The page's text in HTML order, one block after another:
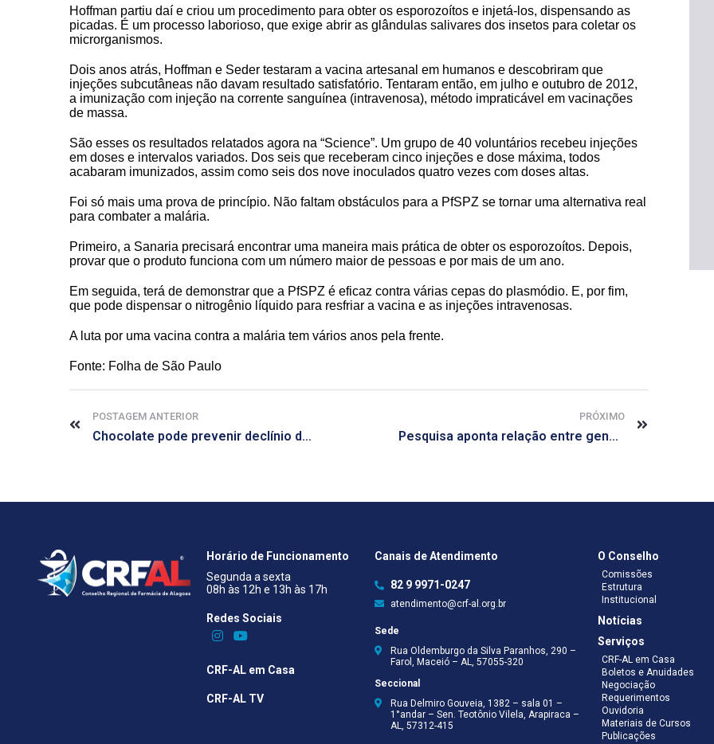
Hoffman partiu daí e criou um procedimento para obter os esporozoítos e injetá-los, dispensando as
picadas. É um processo laborioso, que exige abrir as glândulas salivares dos insetos para coletar os
microrganismos.
Dois anos atrás, Hoffman e Seder testaram a vacina artesanal em humanos e descobriram que
injeções subcutâneas não davam resultado satisfatório. Tentaram então, em julho e outubro de 2012,
a imunização com injeção na corrente sanguínea (intravenosa), método impraticável em vacinações
de massa.
São esses os resultados relatados agora na “Science”. Um grupo de 40 voluntários recebeu injeções
em doses e intervalos variados. Dos seis que receberam cinco injeções e dose máxima, todos
acabaram imunizados, assim como seis dos nove inoculados quatro vezes com doses altas.
Foi só mais uma prova de princípio. Não faltam obstáculos para a PfSPZ se tornar uma alternativa real
para combater a malária.
Primeiro, a Sanaria precisará encontrar uma maneira mais prática de obter os esporozoítos. Depois,
provar que o produto funciona com um número maior de pessoas e por mais de um ano.
Em seguida, terá de demonstrar que a PfSPZ é eficaz contra várias cepas do plasmódio. E, por fim,
que pode dispensar o nitrogênio líquido para resfriar a vacina e as injeções intravenosas.
A luta por uma vacina contra a malária tem vários anos pela frente.
Fonte: Folha de São Paulo
POSTAGEM ANTERIOR
Chocolate pode prevenir declínio da memória
PRÓXIMO
Pesquisa aponta relação entre gene que causa câncer e autismo
Horário de Funcionamento
Segunda a sexta
08h às 12h e 13h às 17h
Redes Sociais​
CRF-AL em Casa
CRF-AL TV
Canais de Atendimento
82 9 9971-0247
atendimento@crf-al.org.br
Sede
Rua Oldemburgo da Silva Paranhos, 290 –
Farol, Maceió – AL, 57055-320
Seccional
Rua Delmiro Gouveia, 1382 – sala 01 –
1°andar – Sen. Teotônio Vilela, Arapiraca –
AL, 57312-415
O Conselho
Comissões
Estrutura
Institucional
Notícias
Serviços
CRF-AL em Casa
Boletos e Anuidades
Negociação
Requerimentos
Ouvidoria
Materiais de Cursos
Publicações